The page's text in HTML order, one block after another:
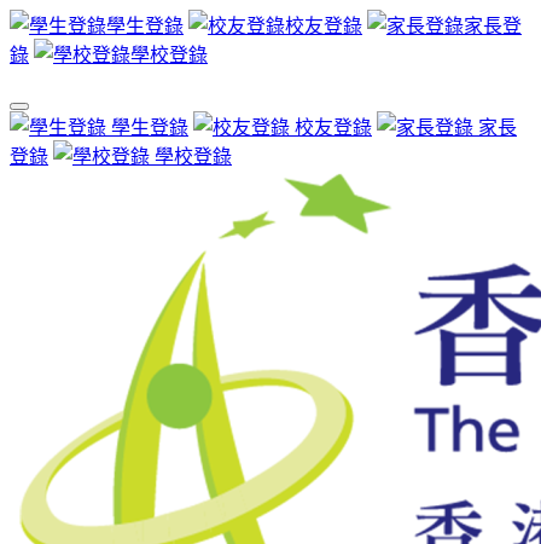
學生登錄 校友登錄
家長登
錄
學校登錄
學生登錄 校友登錄
家長
登錄
學校登錄